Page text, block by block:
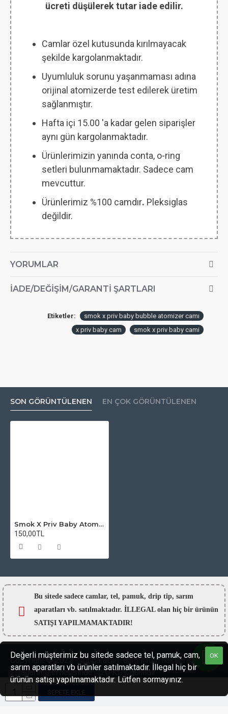
ücreti düşülerek tutar iade edilir.
Camlar özel kutusunda kırılmayacak
şekilde kargolanmaktadır.
Uyumluluk sorunu yaşanmaması adına
orijinal atomizerde test edilerek üretim
sağlanmıştır.
Hafta içi 15.00 'a kadar gelen siparişler
aynı gün kargolanmaktadır.
Ürünlerimizin yanında conta, o-ring
setleri bulunmamaktadır. Sadece cam
mevcuttur.
Ürünlerimiz %100 camdır. Pleksiglas
değildir.
YORUMLAR
İADE/DEĞIŞIM/GARANTI ŞARTLARI
Etiketler:
smok x priv baby bubble atomizer camı
x priv baby cam
smok x priv baby cami
SON GÖRÜNTÜLENEN EN ÇOK GÖRÜNTÜLENEN
Smok X Priv Baby Atomizer Camı
150,00TL
Bu sitede sadece camlar, tel, pamuk, drip tip, sarım
aparatları vb. satılmaktadır. İLLEGAL olan hiç bir ürünün
SATIŞI YAPILMAMAKTADIR!
Copyright © 2022 - esigaracam.com | Tüm hakları saklıdır.
Fiyatlarımızın hepsinde %20 KDV dahildir.
OK
Değerli müşterimiz bu sitede sadece tel, pamuk, cam,
sarım aparatları vb ürünler satılmaktadır. İllegal hiç bir
ürünün satışı yapılmamaktadır. Lütfen sormayınız.